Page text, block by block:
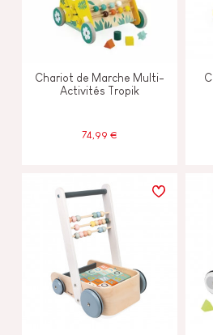
Chariot de Marche Multi-
Activités Tropik
74,99 €